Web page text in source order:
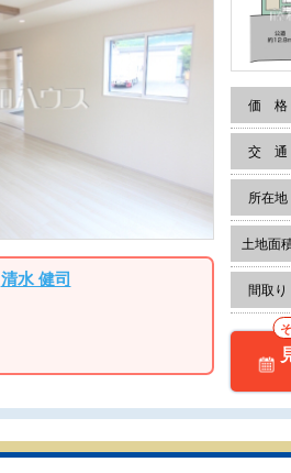
清水 健司
価 格
交 通
所在地
土地面
間取り